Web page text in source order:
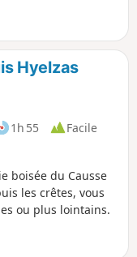
Hyelzas
1h 55
Facile
boisée du Causse
les crêtes, vous
ou plus lointains.